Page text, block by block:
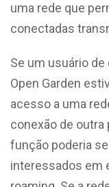
uma rede que
conectadas
Se um usuário
Open Garden
acesso a uma
conexão de outra
função poderia
interessados em